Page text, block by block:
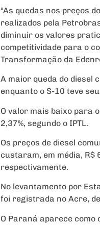
“As quedas nos preços
realizados pela
diminuir os valores
competitividade para o
Transformação da
A maior queda do diesel
enquanto o S-10 teve
O valor mais baixo para
2,37%, segundo o IPTL.
Os preços de diesel
custaram, em média, R$
respectivamente.
No levantamento por
foi registrada no Acre,
O Paraná aparece como